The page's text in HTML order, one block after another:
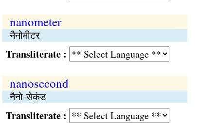
nanometer
नैनोमीटर
:
nanosecond
नैनो-सेकंड
: